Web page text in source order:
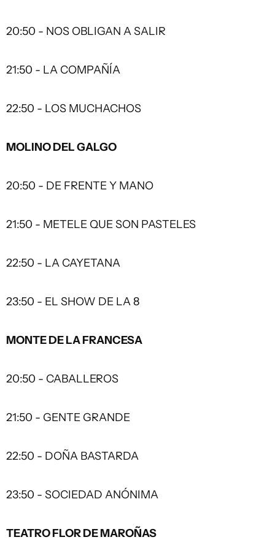
20:50 - NOS OBLIGAN A SALIR
21:50 - LA COMPAÑÍA
22:50 - LOS MUCHACHOS
MOLINO DEL GALGO
20:50 - DE FRENTE Y MANO
21:50 - METELE QUE SON PASTELES
22:50 - LA CAYETANA
23:50 - EL SHOW DE LA 8
MONTE DE LA FRANCESA
20:50 - CABALLEROS
21:50 - GENTE GRANDE
22:50 - DOÑA BASTARDA
23:50 - SOCIEDAD ANÓNIMA
TEATRO FLOR DE MAROÑAS